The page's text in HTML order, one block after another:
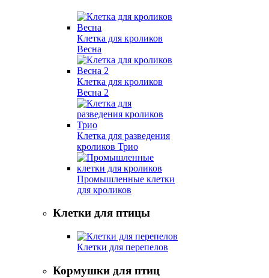
Клетка для кроликов
Весна
Клетка для кроликов
Весна 2
Клетка для разведения
кроликов Трио
Промышленные клетки
для кроликов
Клетки для птицы
Клетки для перепелов
Кормушки для птиц